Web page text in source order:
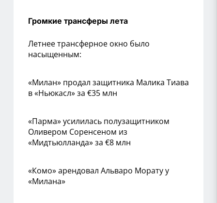
Громкие трансферы лета
Летнее трансферное окно было
насыщенным:
«Милан» продал защитника Малика Тиава
в «Ньюкасл» за €35 млн
«Парма» усилилась полузащитником
Оливером Соренсеном из
«Мидтьюлланда» за €8 млн
«Комо» арендовал Альваро Морату у
«Милана»